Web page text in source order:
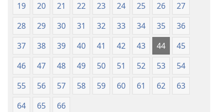
19
20 21 22 23 24 25 26
27
28
29 30 31 32 33 34 35
36
37
38 39 40 41 42 43 44
45
46
47 48 49 50 51 52 53
54
55
56 57 58 59 60 61 62
63
64
65 66